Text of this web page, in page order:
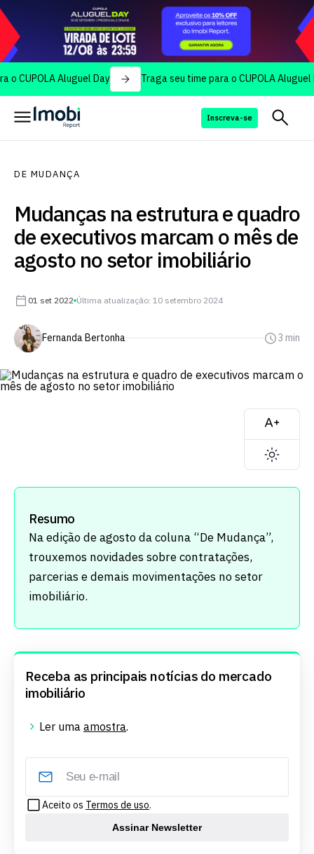
Aluguel Day Traga seu time para o CUPOLA Aluguel Day
Inscreva-se
DE MUDANÇA
Mudanças na estrutura e quadro
de executivos marcam o mês de
agosto no setor imobiliário
01 set 2022 Última atualização: 10 setembro 2024
Fernanda Bertonha 3 min
Resumo
Na edição de agosto da coluna “De Mudança”,
trouxemos novidades sobre contratações,
parcerias e demais movimentações no setor
imobiliário.
Receba as principais notícias do mercado
imobiliário
Ler uma amostra.
Aceito os Termos de uso.
Assinar Newsletter